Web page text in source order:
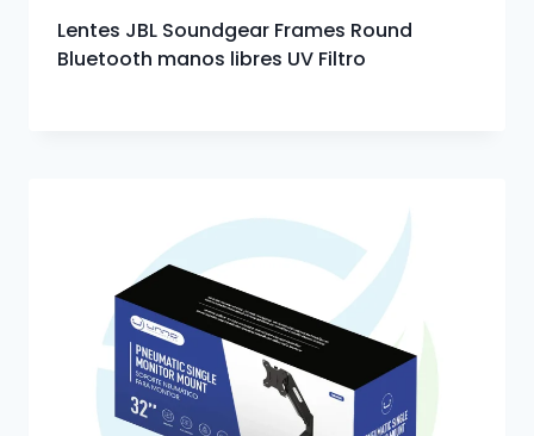
Lentes JBL Soundgear Frames Round
Bluetooth manos libres UV Filtro